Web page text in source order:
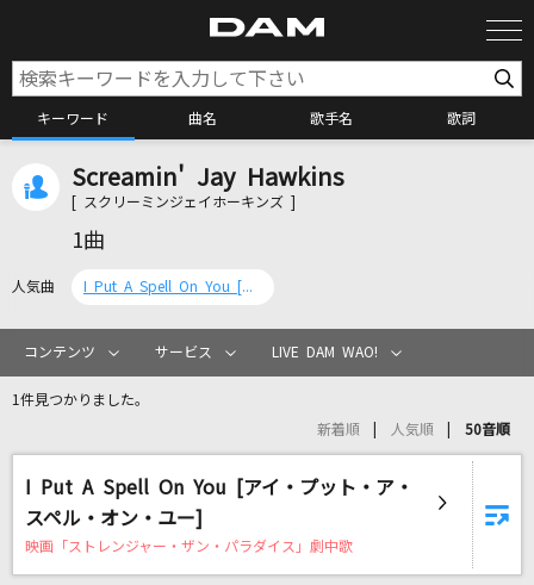
キーワード 曲名 歌手名 歌詞
カラオケ検索
カラオケリクエスト
リアルタイムで歌われている曲の一覧
[生音]恋ごころ(Da-iCE PHASE 5 FINAL in 日
Screamin' Jay Hawkins
[ スクリーミンジェイホーキンズ ]
1曲
人気曲 I Put A Spell On You [アイ・プット・ア・スペル・オン・ユー]
コンテンツ サービス LIVE DAM WAO!
1件見つかりました。
新着順 人気順 50音順
I Put A Spell On You [アイ・プット・ア・
スペル・オン・ユー]
映画「ストレンジャー・ザン・パラダイス」劇中歌